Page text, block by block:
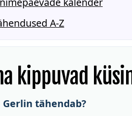
A-Z
kippuvad
tähendab?